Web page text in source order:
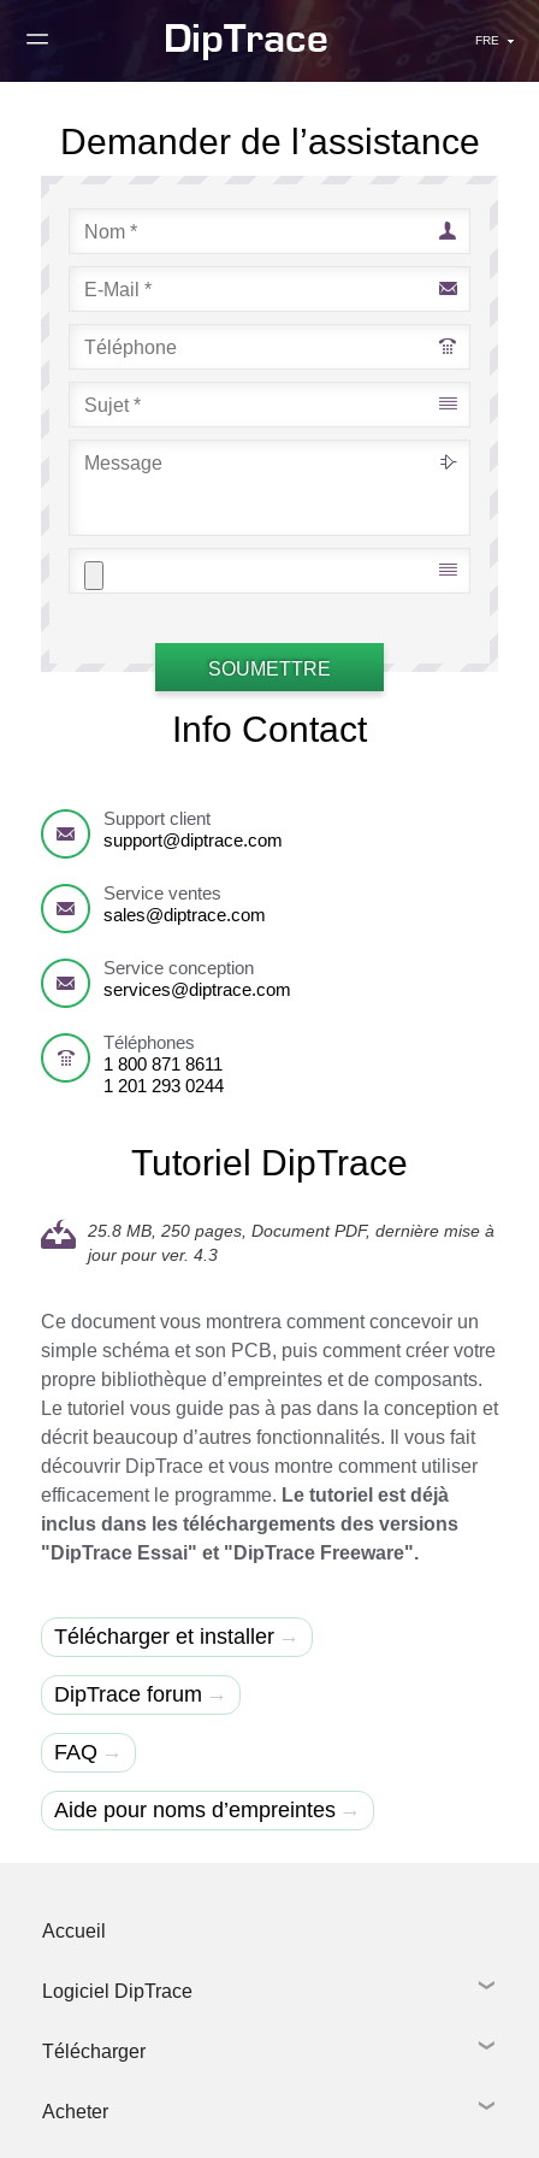
FRE
Demander de l’assistance
SOUMETTRE
Info Contact
Support client
support@diptrace.com
Service ventes
sales@diptrace.com
Service conception
services@diptrace.com
Téléphones
1 800 871 8611
1 201 293 0244
Tutoriel DipTrace
25.8 MB, 250 pages, Document PDF, dernière mise à
jour pour ver. 4.3
Ce document vous montrera comment concevoir un
simple schéma et son PCB, puis comment créer votre
propre bibliothèque d’empreintes et de composants.
Le tutoriel vous guide pas à pas dans la conception et
décrit beaucoup d’autres fonctionnalités. Il vous fait
découvrir DipTrace et vous montre comment utiliser
efficacement le programme. Le tutoriel est déjà
inclus dans les téléchargements des versions
"DipTrace Essai" et "DipTrace Freeware".
Télécharger et installer →
DipTrace forum →
FAQ →
Aide pour noms d’empreintes →
Accueil
Logiciel DipTrace
Schematic Capture
Création de bibliothèques
Télécharger
Télécharger DipTrace
Acheter